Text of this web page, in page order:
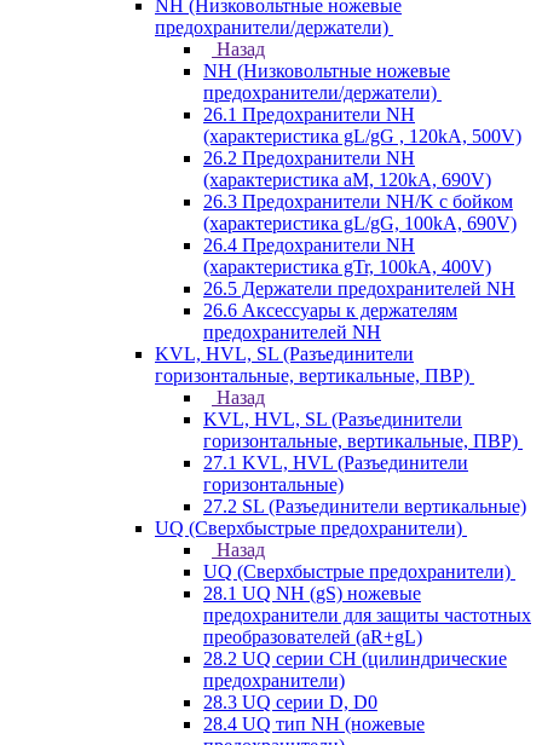
NH (Низковольтные ножевые
предохранители/держатели)
Назад
NH (Низковольтные ножевые
предохранители/держатели)
26.1 Предохранители NH
(характеристика gL/gG , 120kA, 500V)
26.2 Предохранители NH
(характеристика aM, 120kA, 690V)
26.3 Предохранители NH/K с бойком
(характеристика gL/gG, 100kA, 690V)
26.4 Предохранители NH
(характеристика gTr, 100kA, 400V)
26.5 Держатели предохранителей NH
26.6 Аксессуары к держателям
предохранителей NH
KVL, HVL, SL (Разъединители
горизонтальные, вертикальные, ПВР)
Назад
KVL, HVL, SL (Разъединители
горизонтальные, вертикальные, ПВР)
27.1 KVL, HVL (Разъединители
горизонтальные)
27.2 SL (Разъединители вертикальные)
UQ (Сверхбыстрые предохранители)
Назад
UQ (Сверхбыстрые предохранители)
28.1 UQ NH (gS) ножевые
предохранители для защиты частотных
преобразователей (aR+gL)
28.2 UQ серии CH (цилиндрические
предохранители)
28.3 UQ серии D, D0
28.4 UQ тип NH (ножевые